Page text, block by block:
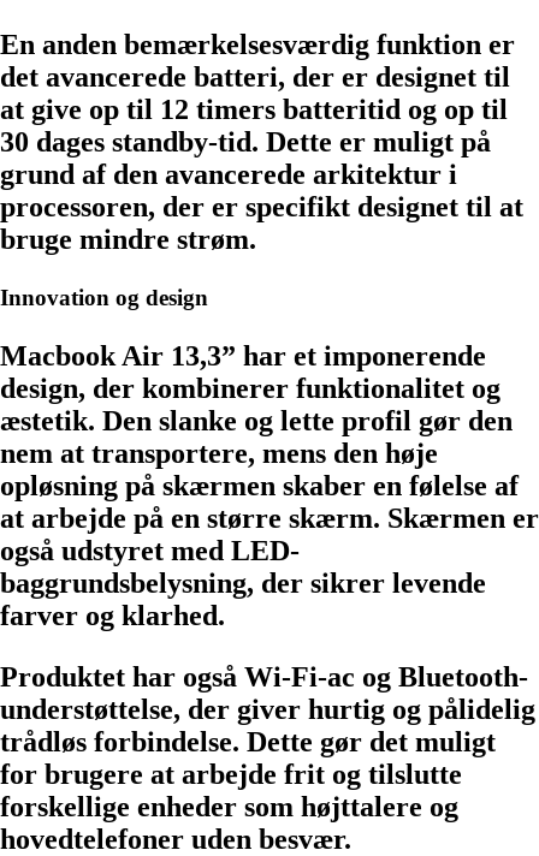
En anden bemærkelsesværdig funktion er
det avancerede batteri, der er designet til
at give op til 12 timers batteritid og op til
30 dages standby-tid. Dette er muligt på
grund af den avancerede arkitektur i
processoren, der er specifikt designet til at
bruge mindre strøm.
Innovation og design
Macbook Air 13,3” har et imponerende
design, der kombinerer funktionalitet og
æstetik. Den slanke og lette profil gør den
nem at transportere, mens den høje
opløsning på skærmen skaber en følelse af
at arbejde på en større skærm. Skærmen er
også udstyret med LED-
baggrundsbelysning, der sikrer levende
farver og klarhed.
Produktet har også Wi-Fi-ac og Bluetooth-
understøttelse, der giver hurtig og pålidelig
trådløs forbindelse. Dette gør det muligt
for brugere at arbejde frit og tilslutte
forskellige enheder som højttalere og
hovedtelefoner uden besvær.